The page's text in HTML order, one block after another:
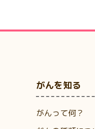
がんを知る
がんって何？